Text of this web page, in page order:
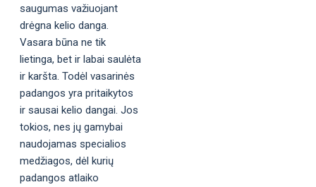
saugumas važiuojant
drėgna kelio danga.
Vasara būna ne tik
lietinga, bet ir labai saulėta
ir karšta. Todėl vasarinės
padangos yra pritaikytos
ir sausai kelio dangai. Jos
tokios, nes jų gamybai
naudojamas specialios
medžiagos, dėl kurių
padangos atlaiko